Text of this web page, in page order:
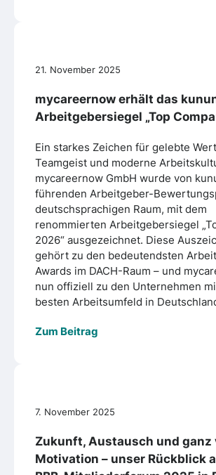
21. November 2025
mycareernow erhält das
Arbeitgebersiegel „Top
Ein starkes Zeichen für gelebte
Teamgeist und moderne
mycareernow GmbH wurde von
führenden Arbeitgeber-
deutschsprachigen Raum, mit dem
renommierten Arbeitgebersiegel
2026“ ausgezeichnet. Diese
gehört zu den bedeutendsten
Awards im DACH-Raum – und
nun offiziell zu den Unternehmen
besten Arbeitsumfeld in
Zum Beitrag
7. November 2025
Zukunft, Austausch und ganz
Motivation – unser Rückblick